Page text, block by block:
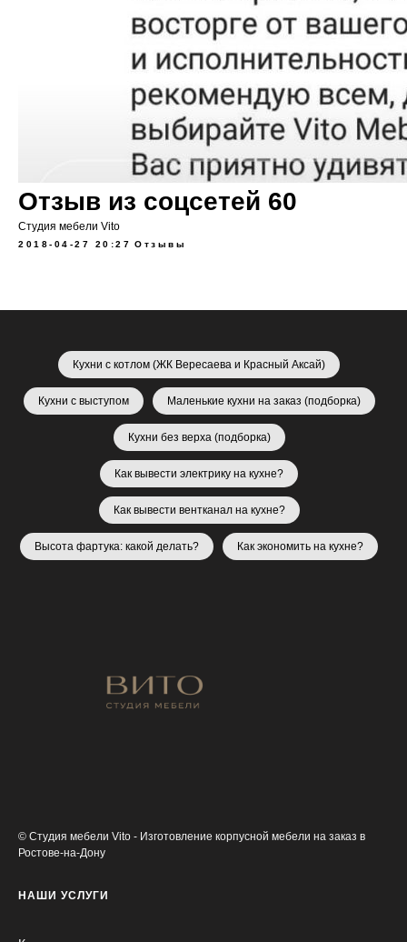
Отзыв из соцсетей 60
Cтудия мебели Vito
2018-04-27 20:27 Отзывы
Кухни с котлом (ЖК Вересаева и Красный Аксай)
Кухни с выступом Маленькие кухни на заказ (подборка)
Кухни без верха (подборка)
Как вывести электрику на кухне?
Как вывести вентканал на кухне?
Высота фартука: какой делать? Как экономить на кухне?
© Студия мебели Vito - Изготовление корпусной мебели на заказ в
Ростове-на-Дону
НАШИ УСЛУГИ